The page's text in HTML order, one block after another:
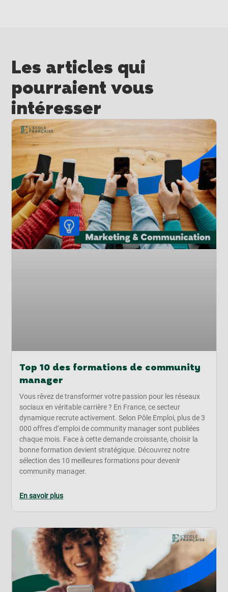
Les articles qui
pourraient vous
intéresser
Top 10 des formations de community
manager
Vous rêvez de transformer votre passion pour les réseaux
sociaux en véritable carrière ? En France, ce secteur
dynamique recrute activement. Selon Pôle Emploi, plus de 3
000 offres d’emploi de community manager sont publiées
chaque mois. Face à cette demande croissante, choisir la
bonne formation devient stratégique. Découvrez notre
sélection des 10 meilleures formations pour devenir
community manager.
En savoir plus